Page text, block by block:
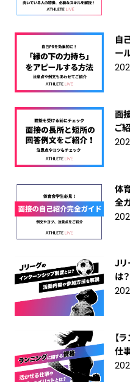
自
ー
せ
面
ご
体
全
介
Jリ
は
【
仕